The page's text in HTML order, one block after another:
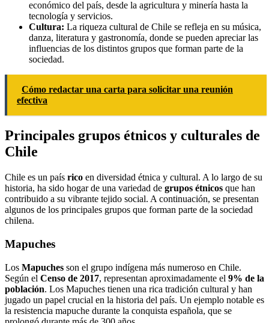
económico del país, desde la agricultura y minería hasta la
tecnología y servicios.
Cultura: La riqueza cultural de Chile se refleja en su música,
danza, literatura y gastronomía, donde se pueden apreciar las
influencias de los distintos grupos que forman parte de la
sociedad.
Cómo redactar una carta para solicitar una reunión
efectiva
Principales grupos étnicos y culturales de
Chile
Chile es un país rico en diversidad étnica y cultural. A lo largo de su
historia, ha sido hogar de una variedad de grupos étnicos que han
contribuido a su vibrante tejido social. A continuación, se presentan
algunos de los principales grupos que forman parte de la sociedad
chilena.
Mapuches
Los Mapuches son el grupo indígena más numeroso en Chile.
Según el Censo de 2017, representan aproximadamente el 9% de la
población. Los Mapuches tienen una rica tradición cultural y han
jugado un papel crucial en la historia del país. Un ejemplo notable es
la resistencia mapuche durante la conquista española, que se